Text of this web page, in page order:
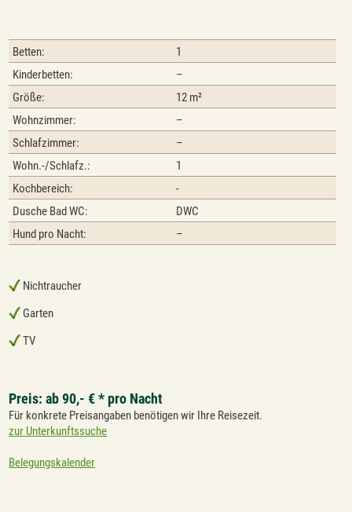
Betten:
1
Kinderbetten:
–
Größe:
12 m²
Wohnzimmer:
–
Schlafzimmer:
–
Wohn.-/Schlafz.:
1
Kochbereich:
-
Dusche Bad WC:
DWC
Hund pro Nacht:
–
Nichtraucher
Garten
TV
Preis: ab 90,- € * pro Nacht
Für konkrete Preisangaben benötigen wir Ihre Reisezeit.
zur Unterkunftssuche
Belegungskalender